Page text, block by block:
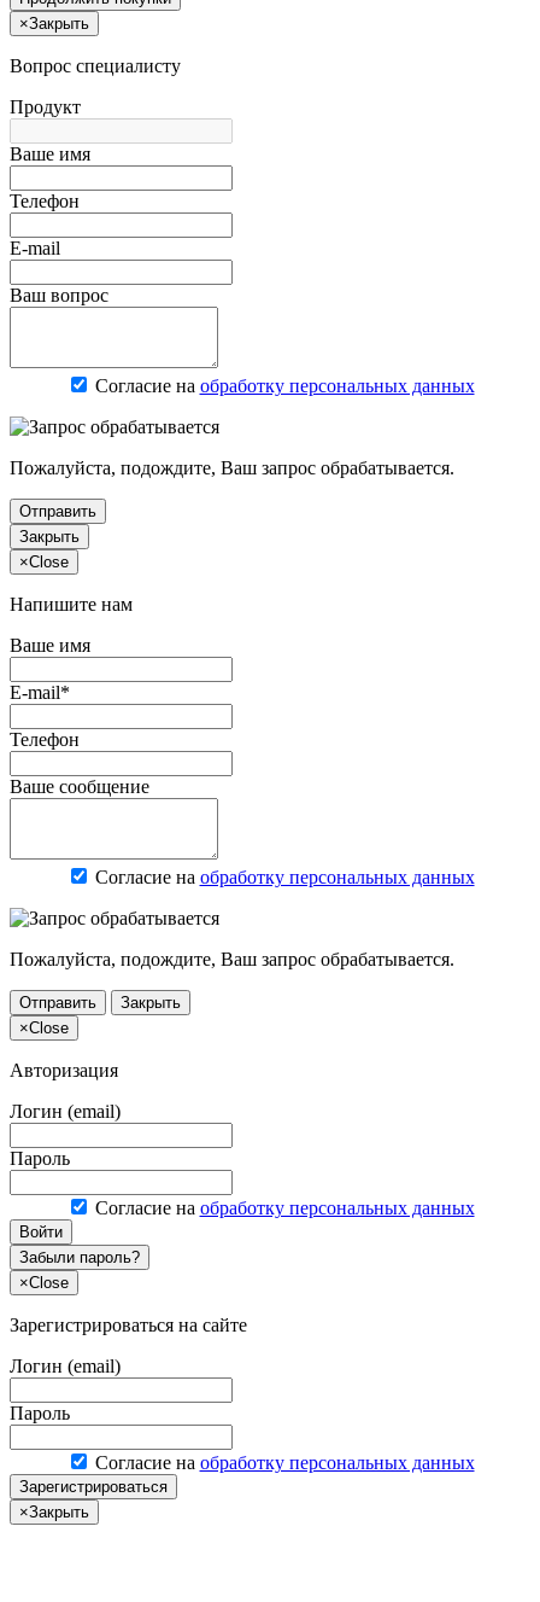
×Закрыть
Вопрос специалисту
Продукт
Ваше имя
Телефон
E-mail
Ваш вопрос
Согласие на обработку персональных данных
Пожалуйста, подождите, Ваш запрос обрабатывается.
Отправить
Закрыть
×Close
Напишите нам
Ваше имя
E-mail*
Телефон
Ваше сообщение
Согласие на обработку персональных данных
Пожалуйста, подождите, Ваш запрос обрабатывается.
Отправить
Закрыть
×Close
Авторизация
Логин (email)
Пароль
Согласие на обработку персональных данных
Войти
Забыли пароль?
×Close
Зарегистрироваться на сайте
Логин (email)
Пароль
Согласие на обработку персональных данных
Зарегистрироваться
×Закрыть